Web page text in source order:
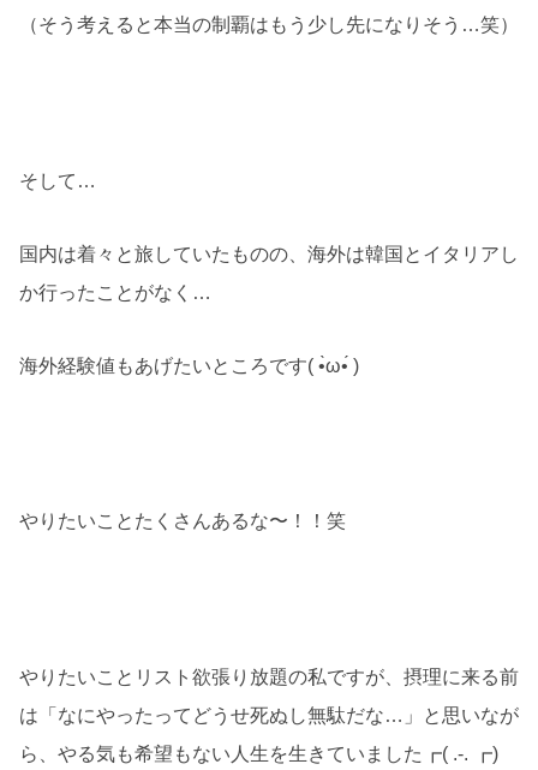
（そう考えると本当の制覇はもう少し先になりそう…笑）
そして…
国内は着々と旅していたものの、海外は韓国とイタリアし
か行ったことがなく…
海外経験値もあげたいところです( •̀ω•́ )
やりたいことたくさんあるな〜！！笑
やりたいことリスト欲張り放題の私ですが、摂理に来る前
は「なにやったってどうせ死ぬし無駄だな…」と思いなが
ら、やる気も希望もない人生を生きていました┏( .-. ┏)